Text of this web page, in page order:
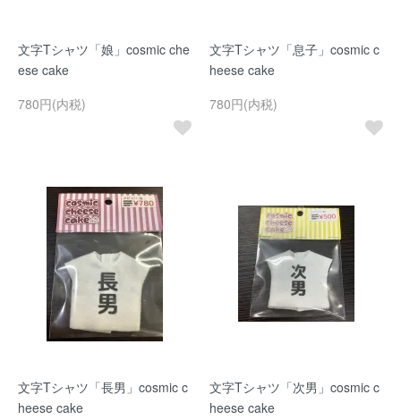
文字Tシャツ「娘」cosmic che
ese cake
780円(内税)
文字Tシャツ「息子」cosmic c
heese cake
780円(内税)
文字Tシャツ「長男」cosmic c
heese cake
文字Tシャツ「次男」cosmic c
heese cake